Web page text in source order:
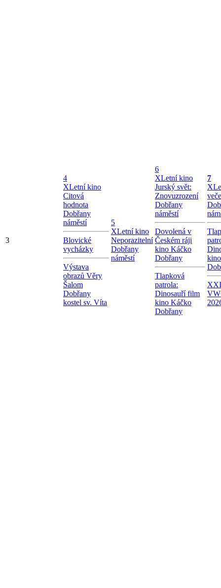
3
4
XLetní kino
Citová
hodnota
Dobřany
náměstí
Blovické
vycházky
Výstava
obrazů Věry
Šalom
Dobřany
kostel sv. Víta
5
XLetní kino
Neporazitelní
Dobřany
náměstí
6
XLetní kino
Jurský svět:
Znovuzrození
Dobřany
náměstí
Dovolená v
Českém ráji
kino Káčko
Dobřany
Tlapková
patrola:
Dinosauří film
kino Káčko
Dobřany
7
X